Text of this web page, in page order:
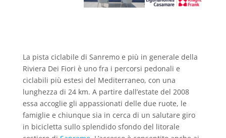
La pista ciclabile di Sanremo e più in generale della
Riviera Dei Fiori è uno fra i percorsi pedonali e
ciclabili più estesi del Mediterraneo, con una
lunghezza di 24 km. A partire dall’estate del 2008
essa accoglie gli appassionati delle due ruote, le
famiglie e chiunque sia in cerca di un salutare giro
in bicicletta sullo splendido sfondo del litorale